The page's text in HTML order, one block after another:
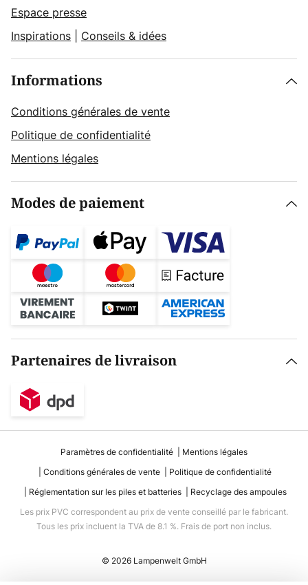
Espace presse
Inspirations
Conseils & idées
Informations
Conditions générales de vente
Politique de confidentialité
Mentions légales
Modes de paiement
Partenaires de livraison
Paramètres de confidentialité
Mentions légales
Conditions générales de vente
Politique de confidentialité
Réglementation sur les piles et batteries
Recyclage des ampoules
Les prix PVC correspondent au prix de vente conseillé par le fabricant.
Tous les prix incluent la TVA de 8.1 %. Frais de port non inclus.
© 2026 Lampenwelt GmbH